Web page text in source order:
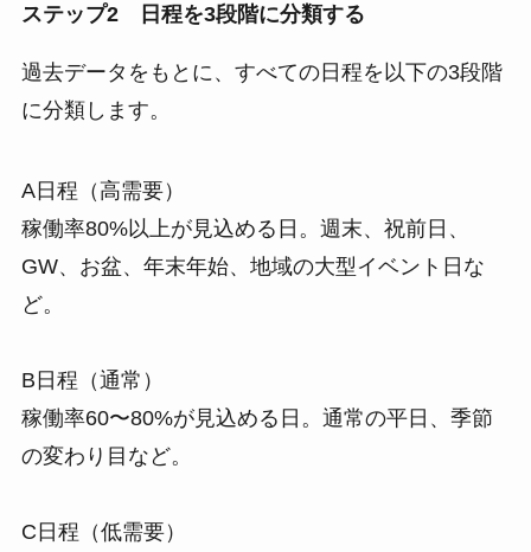
ステップ2 日程を3段階に分類する
過去データをもとに、すべての日程を以下の3段階
に分類します。
A日程（高需要）
稼働率80%以上が見込める日。週末、祝前日、
GW、お盆、年末年始、地域の大型イベント日な
ど。
B日程（通常）
稼働率60〜80%が見込める日。通常の平日、季節
の変わり目など。
C日程（低需要）